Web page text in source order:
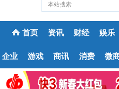
首页 资讯 财经 娱乐
企业 游戏 商讯 消费 微